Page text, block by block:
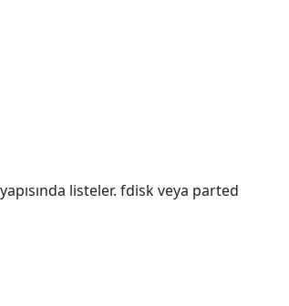
listeler. fdisk veya parted